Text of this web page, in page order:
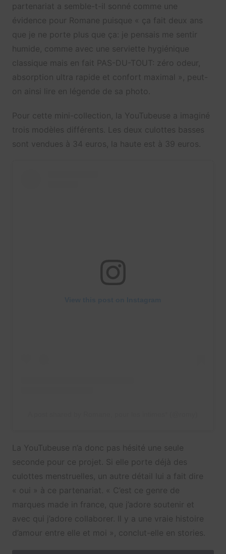
partenariat a semble-t-il sonné comme une
évidence pour Romane puisque « ça fait deux ans
que je ne porte plus que ça: je pensais me sentir
humide, comme avec une serviette hygiénique
classique mais en fait PAS-DU-TOUT: zéro odeur,
absorption ultra rapide et confort maximal », peut-
on ainsi lire en légende de sa photo.
Pour cette mini-collection, la YouTubeuse a imaginé
trois modèles différents. Les deux culottes basses
sont vendues à 34 euros, la haute est à 39 euros.
La YouTubeuse n’a donc pas hésité une seule
seconde pour ce projet. Si elle porte déjà des
culottes menstruelles, un autre détail lui a fait dire
« oui » à ce partenariat. « C’est ce genre de
marques made in france, que j’adore soutenir et
avec qui j’adore collaborer. Il y a une vraie histoire
d’amour entre elle et moi », conclut-elle en stories.